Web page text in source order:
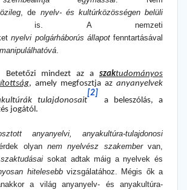
, de nyelv- és kultúrközösségen belüli
A nemzeti
nyelvi polgárháborús állapotfenntartásával
Betetőzi mindezt az a szaktudományos
ítottság, amely megfosztja az anyanyelvek
tulajdonosait
[2]
a beleszólás, a
jogától.
anyanyelvi, anyakultúra-tulajdonosi
olyan nem nyelvész szakembervan,
sokat adtak máig a nyelvek és
hitelesebbvizsgálatához. Mégis ők a
a világ anyanyelv- és anyakultúra-